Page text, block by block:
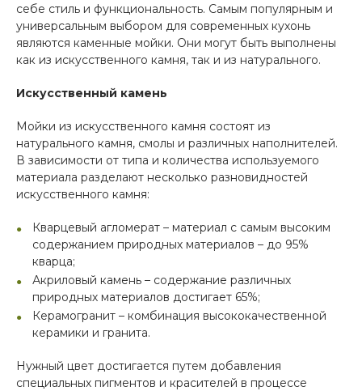
себе стиль и функциональность. Самым популярным и
универсальным выбором для современных кухонь
являются каменные мойки. Они могут быть выполнены
как из искусственного камня, так и из натурального.
Искусственный камень
Мойки из искусственного камня состоят из
натурального камня, смолы и различных наполнителей.
В зависимости от типа и количества используемого
материала разделают несколько разновидностей
искусственного камня:
Кварцевый агломерат – материал с самым высоким
содержанием природных материалов – до 95%
кварца;
Акриловый камень – содержание различных
природных материалов достигает 65%;
Керамогранит – комбинация высококачественной
керамики и гранита.
Нужный цвет достигается путем добавления
специальных пигментов и красителей в процессе